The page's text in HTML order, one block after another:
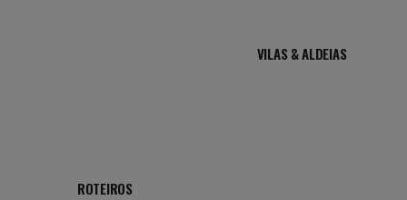
VILAS & ALDEIAS
ROTEIROS